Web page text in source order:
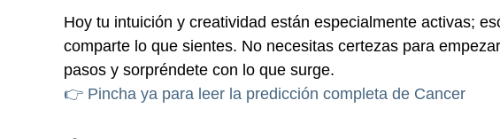
Hoy tu intuición y creatividad están especialmente activas;
comparte lo que sientes. No necesitas certezas para
pasos y sorpréndete con lo que surge.
👉 Pincha ya para leer la predicción completa de Cancer